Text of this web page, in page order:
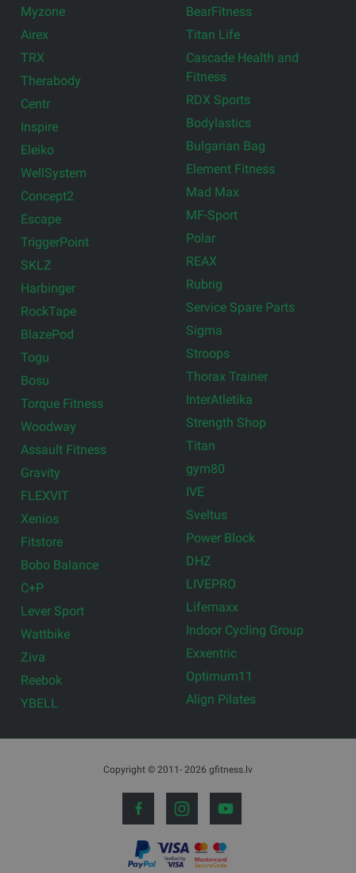
Myzone
Airex
TRX
Therabody
Centr
Inspire
Eleiko
WellSystem
Concept2
Escape
TriggerPoint
SKLZ
Harbinger
RockTape
BlazePod
Togu
Bosu
Torque Fitness
Woodway
Assault Fitness
Gravity
FLEXVIT
Xenios
Fitstore
Bobo Balance
C+P
Lever Sport
Wattbike
Ziva
Reebok
YBELL
BearFitness
Titan Life
Cascade Health and
Fitness
RDX Sports
Bodylastics
Bulgarian Bag
Element Fitness
Mad Max
MF-Sport
Polar
REAX
Rubrig
Service Spare Parts
Sigma
Stroops
Thorax Trainer
InterAtletika
Strength Shop
Titan
gym80
IVE
Sveltus
Power Block
DHZ
LIVEPRO
Lifemaxx
Indoor Cycling Group
Exxentric
Optimum11
Align Pilates
Copyright © 2011- 2026 gfitness.lv